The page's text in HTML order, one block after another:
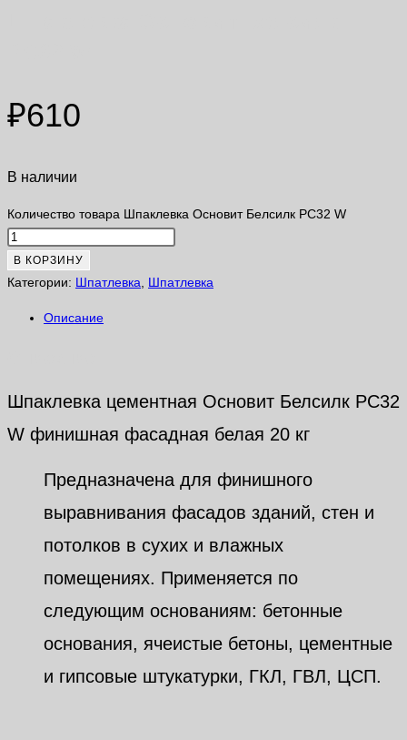
₽610
В наличии
Количество товара Шпаклевка Основит Белсилк PC32 W
В КОРЗИНУ
Категории: Шпатлевка Шпатлевка
Описание
Шпаклевка цементная Основит Белсилк PC32
W финишная фасадная белая 20 кг
Предназначена для финишного
выравнивания фасадов зданий, стен и
потолков в сухих и влажных
помещениях. Применяется по
следующим основаниям: бетонные
основания, ячеистые бетоны, цементные
и гипсовые штукатурки, ГКЛ, ГВЛ, ЦСП.